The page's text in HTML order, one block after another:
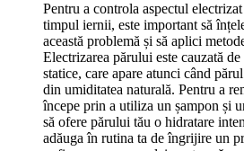
Pentru a controla aspectul
timpul iernii, este important să
această problemă și să aplici
Electrizarea părului este cauzată
statice, care apare atunci când
din umiditatea naturală. Pentru a
începe prin a utiliza un șampon și
să ofere părului tău o hidratare
adăuga în rutina ta de îngrijire un